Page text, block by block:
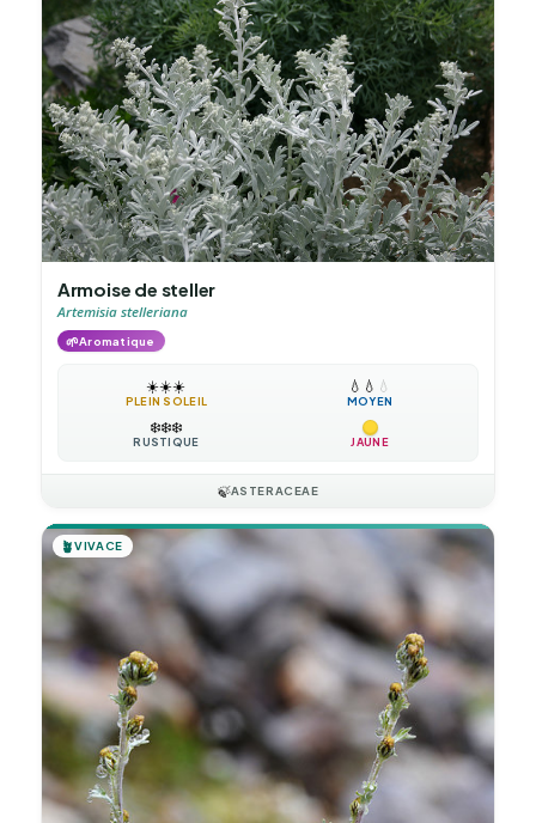
Armoise de steller
Artemisia stelleriana
🌱Aromatique
☀️☀️☀️
PLEIN SOLEIL
💧 💧 💧
MOYEN
❄️❄️❄️
RUSTIQUE JAUNE
🍃ASTERACEAE
🪴VIVACE